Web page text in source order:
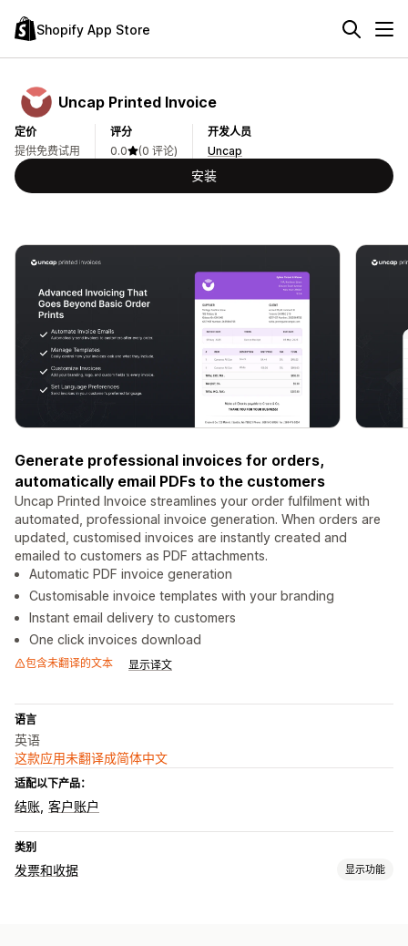
Shopify App Store
Uncap Printed Invoice
定价
提供免费试用
评分
0.0
(0 评论)
开发人员
Uncap
安装
Generate professional invoices for orders,
automatically email PDFs to the customers
Uncap Printed Invoice streamlines your order fulfilment with
automated, professional invoice generation. When orders are
updated, customised invoices are instantly created and
emailed to customers as PDF attachments.
Automatic PDF invoice generation
Customisable invoice templates with your branding
Instant email delivery to customers
One click invoices download
包含未翻译的文本 显示译文
语言
英语
这款应用未翻译成简体中文
适配以下产品：
结账 客户账户
类别
发票和收据 显示功能